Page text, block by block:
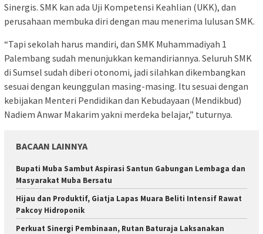
Sinergis. SMK kan ada Uji Kompetensi Keahlian (UKK), dan
perusahaan membuka diri dengan mau menerima lulusan SMK.
“Tapi sekolah harus mandiri, dan SMK Muhammadiyah 1
Palembang sudah menunjukkan kemandiriannya. Seluruh SMK
di Sumsel sudah diberi otonomi, jadi silahkan dikembangkan
sesuai dengan keunggulan masing-masing. Itu sesuai dengan
kebijakan Menteri Pendidikan dan Kebudayaan (Mendikbud)
Nadiem Anwar Makarim yakni merdeka belajar,” tuturnya.
BACAAN LAINNYA
Bupati Muba Sambut Aspirasi Santun Gabungan Lembaga dan
Masyarakat Muba Bersatu
Hijau dan Produktif, Giatja Lapas Muara Beliti Intensif Rawat
Pakcoy Hidroponik
Perkuat Sinergi Pembinaan, Rutan Baturaja Laksanakan